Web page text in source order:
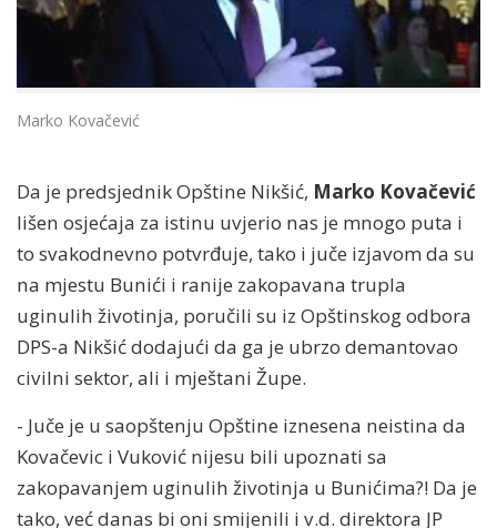
Marko Kovačević
Da je predsjednik Opštine Nikšić, Marko Kovačević
lišen osjećaja za istinu uvjerio nas je mnogo puta i
to svakodnevno potvrđuje, tako i juče izjavom da su
na mjestu Bunići i ranije zakopavana trupla
uginulih životinja, poručili su iz Opštinskog odbora
DPS-a Nikšić dodajući da ga je ubrzo demantovao
civilni sektor, ali i mještani Župe.
- Juče je u saopštenju Opštine iznesena neistina da
Kovačevic i Vuković nijesu bili upoznati sa
zakopavanjem uginulih životinja u Bunićima?! Da je
tako, već danas bi oni smijenili i v.d. direktora JP